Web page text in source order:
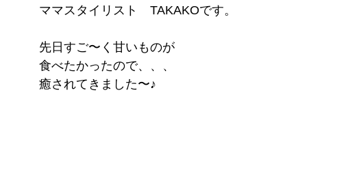
ママスタイリスト　TAKAKOです。
先日すご〜く甘いものが
食べたかったので、、、
癒されてきました〜♪